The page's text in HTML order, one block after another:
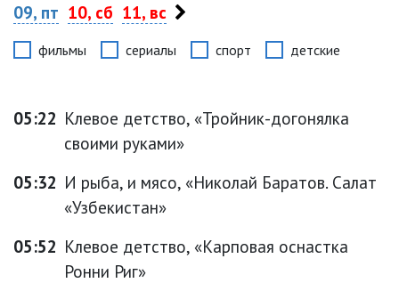
09, пт 10, сб 11, вс
фильмы сериалы спорт детские
05:22 Клевое детство, «Тройник-догонялка
своими руками»
05:32 И рыба, и мясо, «Николай Баратов. Салат
«Узбекистан»
05:52 Клевое детство, «Карповая оснастка
Ронни Риг»